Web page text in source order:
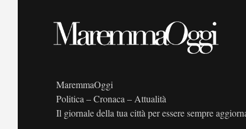
MaremmaOggi
Politica – Cronaca – Attualità
Il giornale della tua città per essere sempre